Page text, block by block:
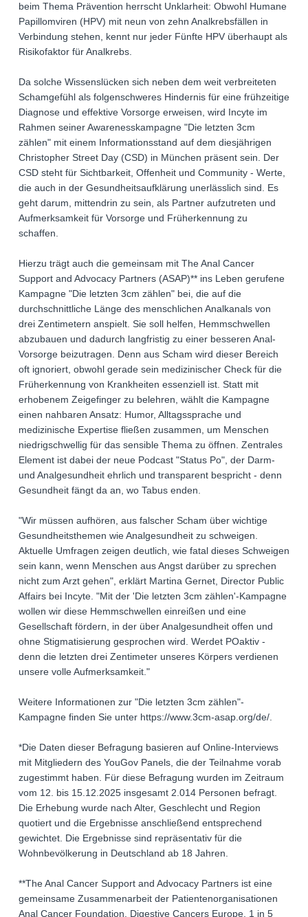
beim Thema Prävention herrscht Unklarheit: Obwohl Humane
Papillomviren (HPV) mit neun von zehn Analkrebsfällen in
Verbindung stehen, kennt nur jeder Fünfte HPV überhaupt als
Risikofaktor für Analkrebs.
Da solche Wissenslücken sich neben dem weit verbreiteten
Schamgefühl als folgenschweres Hindernis für eine frühzeitige
Diagnose und effektive Vorsorge erweisen, wird Incyte im
Rahmen seiner Awarenesskampagne "Die letzten 3cm
zählen" mit einem Informationsstand auf dem diesjährigen
Christopher Street Day (CSD) in München präsent sein. Der
CSD steht für Sichtbarkeit, Offenheit und Community - Werte,
die auch in der Gesundheitsaufklärung unerlässlich sind. Es
geht darum, mittendrin zu sein, als Partner aufzutreten und
Aufmerksamkeit für Vorsorge und Früherkennung zu
schaffen.
Hierzu trägt auch die gemeinsam mit The Anal Cancer
Support and Advocacy Partners (ASAP)** ins Leben gerufene
Kampagne "Die letzten 3cm zählen" bei, die auf die
durchschnittliche Länge des menschlichen Analkanals von
drei Zentimetern anspielt. Sie soll helfen, Hemmschwellen
abzubauen und dadurch langfristig zu einer besseren Anal-
Vorsorge beizutragen. Denn aus Scham wird dieser Bereich
oft ignoriert, obwohl gerade sein medizinischer Check für die
Früherkennung von Krankheiten essenziell ist. Statt mit
erhobenem Zeigefinger zu belehren, wählt die Kampagne
einen nahbaren Ansatz: Humor, Alltagssprache und
medizinische Expertise fließen zusammen, um Menschen
niedrigschwellig für das sensible Thema zu öffnen. Zentrales
Element ist dabei der neue Podcast "Status Po", der Darm-
und Analgesundheit ehrlich und transparent bespricht - denn
Gesundheit fängt da an, wo Tabus enden.
"Wir müssen aufhören, aus falscher Scham über wichtige
Gesundheitsthemen wie Analgesundheit zu schweigen.
Aktuelle Umfragen zeigen deutlich, wie fatal dieses Schweigen
sein kann, wenn Menschen aus Angst darüber zu sprechen
nicht zum Arzt gehen", erklärt Martina Gernet, Director Public
Affairs bei Incyte. "Mit der 'Die letzten 3cm zählen'-Kampagne
wollen wir diese Hemmschwellen einreißen und eine
Gesellschaft fördern, in der über Analgesundheit offen und
ohne Stigmatisierung gesprochen wird. Werdet POaktiv -
denn die letzten drei Zentimeter unseres Körpers verdienen
unsere volle Aufmerksamkeit."
Weitere Informationen zur "Die letzten 3cm zählen"-
Kampagne finden Sie unter https://www.3cm-asap.org/de/.
*Die Daten dieser Befragung basieren auf Online-Interviews
mit Mitgliedern des YouGov Panels, die der Teilnahme vorab
zugestimmt haben. Für diese Befragung wurden im Zeitraum
vom 12. bis 15.12.2025 insgesamt 2.014 Personen befragt.
Die Erhebung wurde nach Alter, Geschlecht und Region
quotiert und die Ergebnisse anschließend entsprechend
gewichtet. Die Ergebnisse sind repräsentativ für die
Wohnbevölkerung in Deutschland ab 18 Jahren.
**The Anal Cancer Support and Advocacy Partners ist eine
gemeinsame Zusammenarbeit der Patientenorganisationen
Anal Cancer Foundation, Digestive Cancers Europe, 1 in 5